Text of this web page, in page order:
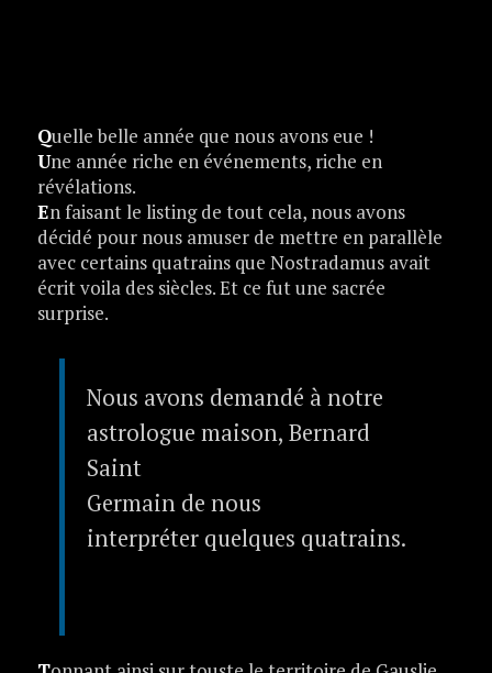
Quelle belle année que nous avons eue !
Une année riche en événements, riche en
révélations.
En faisant le listing de tout cela, nous avons
décidé pour nous amuser de mettre en parallèle
avec certains quatrains que Nostradamus avait
écrit voila des siècles. Et ce fut une sacrée
surprise.
Nous avons demandé à notre
astrologue maison, Bernard
Saint
Germain de nous
interpréter quelques quatrains.